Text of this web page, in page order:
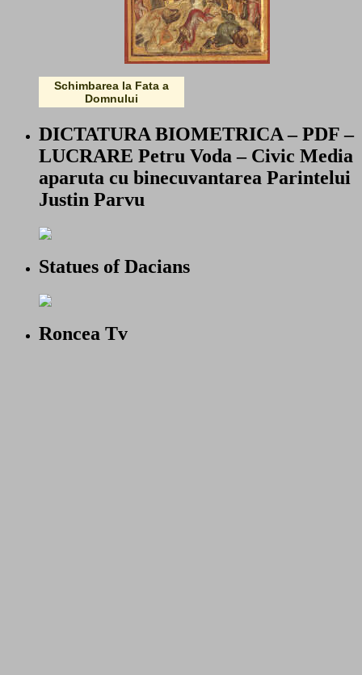
Schimbarea la Fata a
Domnului
DICTATURA BIOMETRICA – PDF –
LUCRARE Petru Voda – Civic Media
aparuta cu binecuvantarea Parintelui
Justin Parvu
Statues of Dacians
Roncea Tv